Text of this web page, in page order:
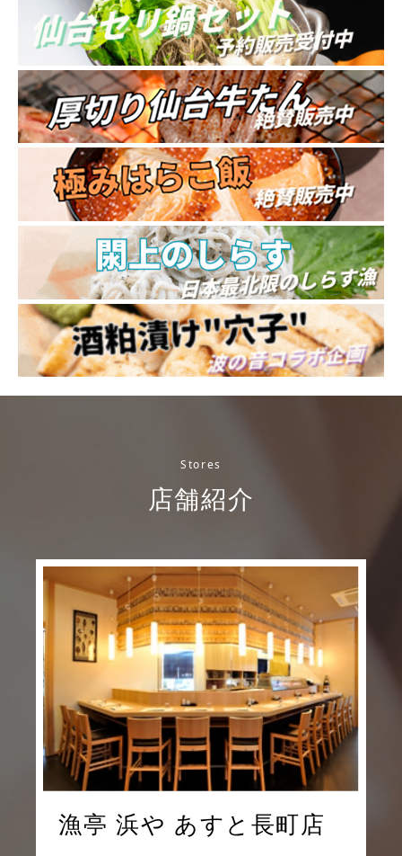
Stores
店舗紹介
漁亭 浜や あすと長町店